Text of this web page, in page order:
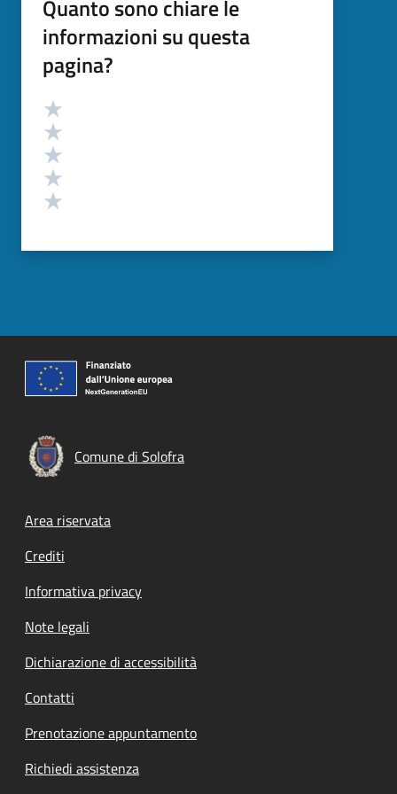
Quanto sono chiare le
informazioni su questa
pagina?
Valutazione
Comune di Solofra
Footer menu
Area riservata
Crediti
Informativa privacy
Note legali
Dichiarazione di accessibilità
Contatti
Prenotazione appuntamento
Richiedi assistenza